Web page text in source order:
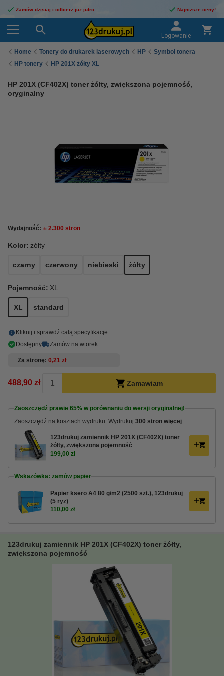
Zamów dzisiaj i odbierz już jutro Najniższe ceny!
Logowanie
Home Tonery do drukarek laserowych HP
Symbol tonera
HP tonery
HP 201X żółty XL
HP 201X (CF402X) toner żółty, zwiększona pojemność,
oryginalny
Wydajność: ± 2.300 stron
Kolor: żółty
czarny czerwony niebieski żółty
Pojemność: XL
XL standard
Kliknij i sprawdź całą specyfikacje
Dostępny
Zamów na wtorek
Za stronę 0,21 zł
488,90 zł Zamawiam
Zaoszczędź prawie 65% w porównaniu do wersji oryginalnej!
Zaoszczędź na kosztach wydruku. Wydrukuj 300 stron więcej.
123drukuj zamiennik HP 201X (CF402X) toner
żółty, zwiększona pojemność
199,00 zł
Wskazówka: zamów papier
Papier ksero A4 80 g/m2 (2500 szt.), 123drukuj
(5 ryz)
110,00 zł
123drukuj zamiennik HP 201X (CF402X) toner żółty,
zwiększona pojemność